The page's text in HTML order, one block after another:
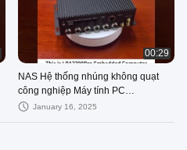
00:29
NAS Hệ thống nhúng không quạt
công nghiệp Máy tính PC
LPA3399Pro RK3399pro
January 16, 2025